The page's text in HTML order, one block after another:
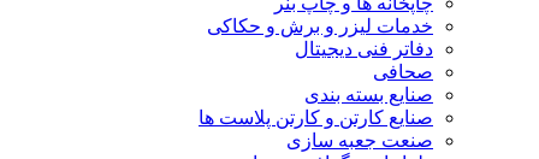
خدمات لیزر و برش و حکاکی
دفاتر فنی دیجیتال
صحافی
صنایع بسته بندی
صنایع کارتن و کارتن پلاست ها
صنعت جعبه سازی